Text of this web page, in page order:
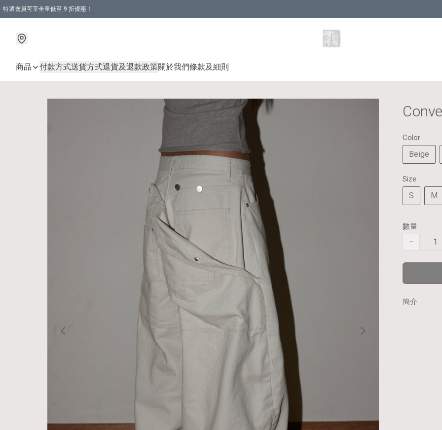
特選會員可享全單低至 9 折優惠！
商品 付款方式送貨方式退貨及退款政策關於我們條款及細則
Color
Beige
Size
S M
數量
−
簡介